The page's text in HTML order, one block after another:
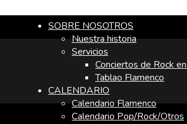
SOBRE NOSOTROS
Nuestra historia
Servicios
Conciertos de Rock
Tablao Flamenco
CALENDARIO
Calendario Flamenco
Calendario Pop/Rock/Otros